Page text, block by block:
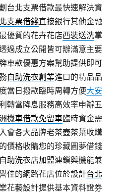
台北支票借款最快速解決資
支票借錢直接銀行其他金融
優質的花卉花店西裝送洗掌
過成立‎公開皆可辦滿意主要
車款優惠方案幫助提供即可
自助洗衣創業進口的精品品
當日撥款臨時周轉方便大安
轉當降息服務高效率申辦五
機車借款免留車臨時資金需
會各大品牌老茶壺茶葉收購
價格收購您的珍藏圓夢借錢
自助洗衣店加盟連鎖與機能兼
佳的網路花店位於設計台北
花藝設計提供基本資料證劵